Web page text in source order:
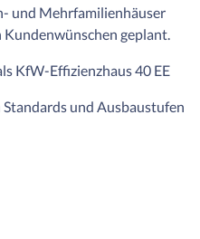
und Mehrfamilienhäuser
geplant.
KfW-Effizienzhaus 40 EE
und Ausbaustufen